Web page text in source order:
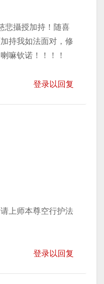
悲攝授加持！随喜
持我如法面对，修
嘛钦诺！！！！
登录以回复
上师本尊空行护法
登录以回复